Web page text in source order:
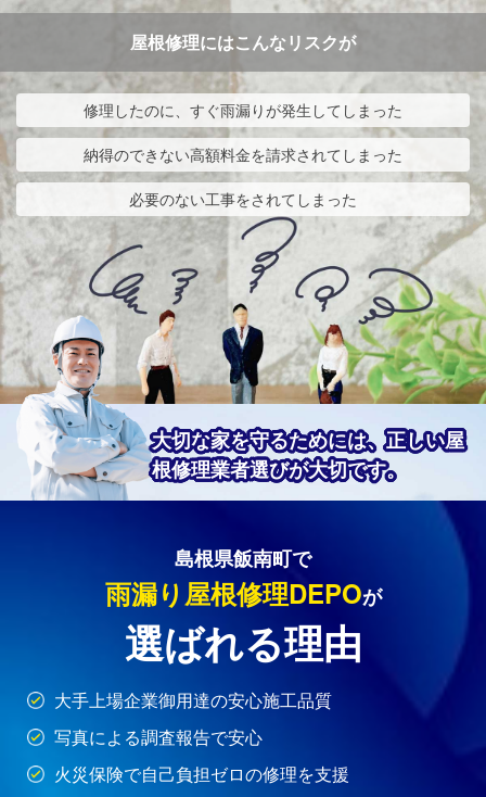
屋根修理にはこんなリスクが
修理したのに、すぐ雨漏りが発生してしまった
納得のできない高額料金を請求されてしまった
必要のない工事をされてしまった
大切な家を守るためには、正しい屋
根修理業者選びが大切です。
島根県飯南町で
雨漏り屋根修理DEPOが
選ばれる理由
大手上場企業御用達の安心施工品質
写真による調査報告で安心
火災保険で自己負担ゼロの修理を支援